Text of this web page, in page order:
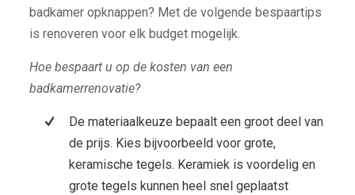
badkamer opknappen? Met de volgende bespaartips
is renoveren voor elk budget mogelijk.
Hoe bespaart u op de kosten van een
badkamerrenovatie?
De materiaalkeuze bepaalt een groot deel van
de prijs. Kies bijvoorbeeld voor grote,
keramische tegels. Keramiek is voordelig en
grote tegels kunnen heel snel geplaatst